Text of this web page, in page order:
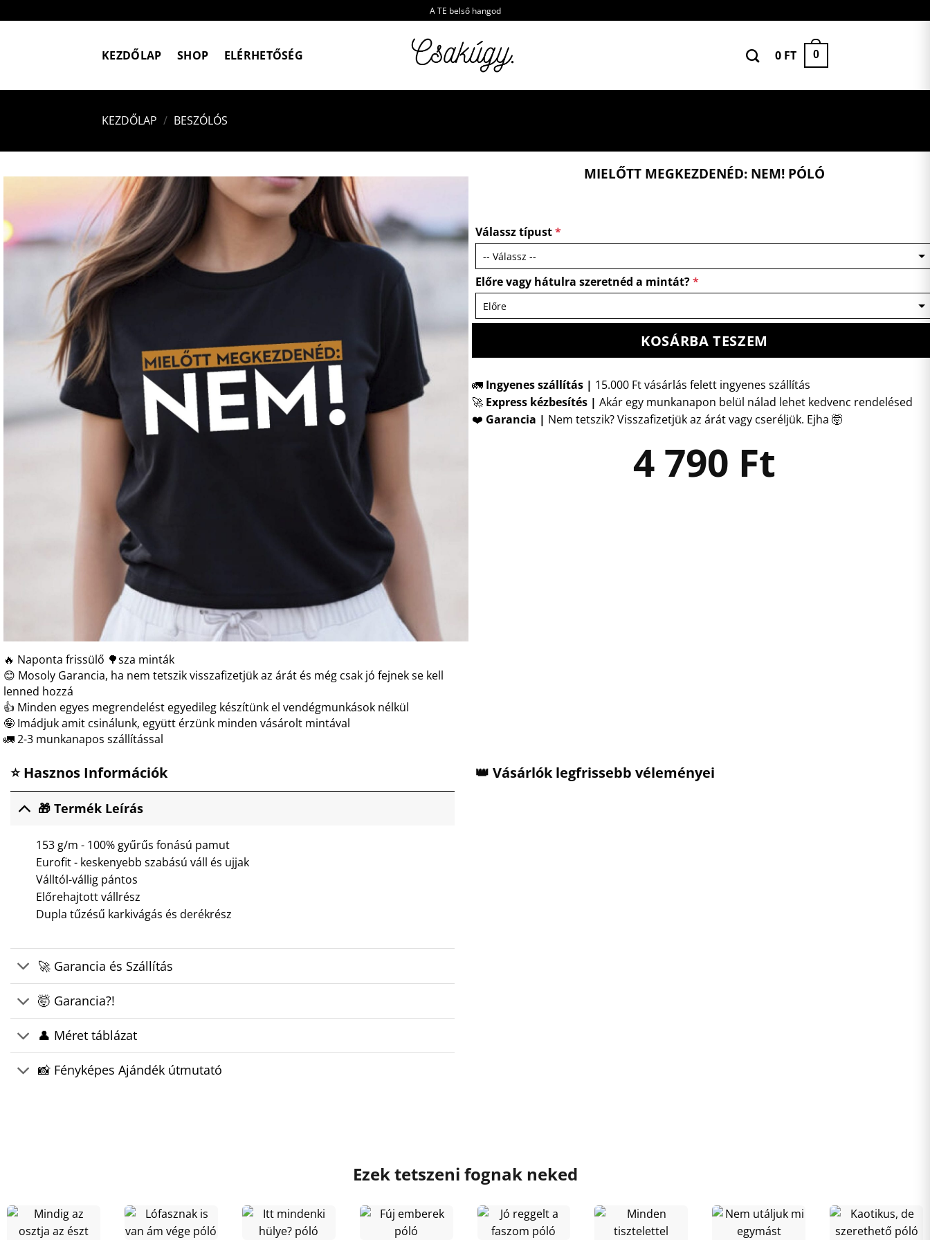
to
A TE belső hangod
KEZDŐLAP SHOP ELÉRHETŐSÉG 0 FT 0
KEZDŐLAP / BESZÓLÓS
🔥 Naponta frissülő 🌳sza minták
😊 Mosoly Garancia, ha nem tetszik visszafizetjük az árát és még csak jó fejnek se kell
lenned hozzá
👍 Minden egyes megrendelést egyedileg készítünk el vendégmunkások nélkül
🤪 Imádjuk amit csinálunk, együtt érzünk minden vásárolt mintával
🚛 2-3 munkanapos szállítással
MIELŐTT MEGKEZDENÉD: NEM! PÓLÓ
Válassz típust*
Előre vagy hátulra szeretnéd a mintát?*
KOSÁRBA TESZEM
🚛 Ingyenes szállítás | 15.000 Ft vásárlás felett ingyenes szállítás
🚀 Express kézbesítés | Akár egy munkanapon belül nálad lehet kedvenc rendelésed
❤️ Garancia | Nem tetszik? Visszafizetjük az árát vagy cseréljük. Ejha 🤯
4 790 Ft
⭐ Hasznos Információk
🎁 Termék Leírás
153 g/m - 100% gyűrűs fonású pamut
Eurofit - keskenyebb szabású váll és ujjak
Válltól-vállig pántos
Előrehajtott vállrész
Dupla tűzésű karkivágás és derékrész
🚀 Garancia és Szállítás
🤯 Garancia?!
👤 Méret táblázat
📸 Fényképes Ajándék útmutató
👑 Vásárlók legfrissebb véleményei
Ezek tetszeni fognak neked